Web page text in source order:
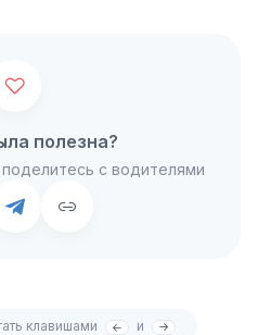
полезна?
с водителями
клавишами и